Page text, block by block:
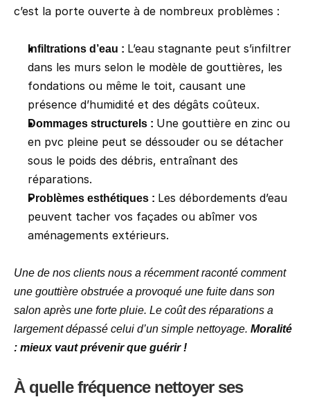
c’est la porte ouverte à de nombreux problèmes :
Infiltrations d’eau : L’eau stagnante peut s’infiltrer
dans les murs selon le modèle de gouttières, les
fondations ou même le toit, causant une
présence d’humidité et des dégâts coûteux.
Dommages structurels : Une gouttière en zinc ou
en pvc pleine peut se déssouder ou se détacher
sous le poids des débris, entraînant des
réparations.
Problèmes esthétiques : Les débordements d’eau
peuvent tacher vos façades ou abîmer vos
aménagements extérieurs.
Une de nos clients nous a récemment raconté comment
une gouttière obstruée a provoqué une fuite dans son
salon après une forte pluie. Le coût des réparations a
largement dépassé celui d’un simple nettoyage. Moralité
: mieux vaut prévenir que guérir !
À quelle fréquence nettoyer ses